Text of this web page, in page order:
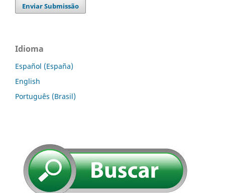
Enviar Submissão
Idioma
Español (España)
English
Português (Brasil)